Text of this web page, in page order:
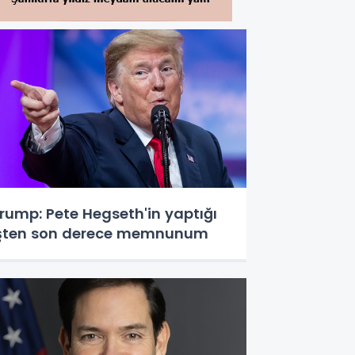
Pete Hegseth'in yaptığı
son derece memnunum